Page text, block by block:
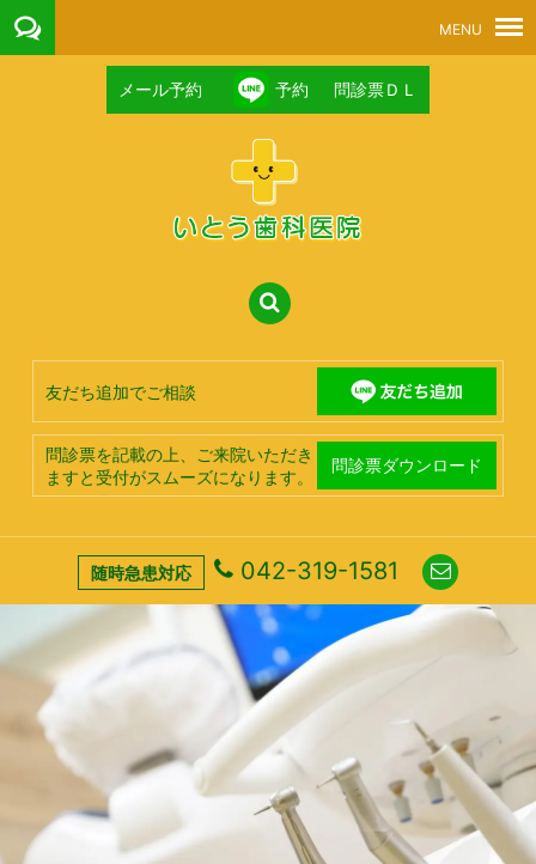
随時急患対応 042-319-1581
友だち追加でご相談
問診票を記載の上、ご来院いただき
ますと受付がスムーズになります。
問診票ダウンロード
メール予約 予約 問診票ＤＬ